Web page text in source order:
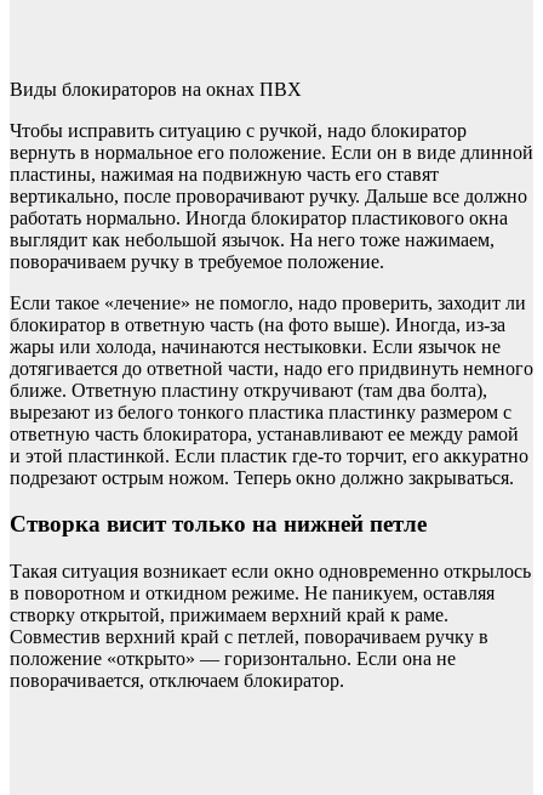
Виды блокираторов на окнах ПВХ
Чтобы исправить ситуацию с ручкой, надо блокиратор
вернуть в нормальное его положение. Если он в виде длинной
пластины, нажимая на подвижную часть его ставят
вертикально, после проворачивают ручку. Дальше все должно
работать нормально. Иногда блокиратор пластикового окна
выглядит как небольшой язычок. На него тоже нажимаем,
поворачиваем ручку в требуемое положение.
Если такое «лечение» не помогло, надо проверить, заходит ли
блокиратор в ответную часть (на фото выше). Иногда, из-за
жары или холода, начинаются нестыковки. Если язычок не
дотягивается до ответной части, надо его придвинуть немного
ближе. Ответную пластину откручивают (там два болта),
вырезают из белого тонкого пластика пластинку размером с
ответную часть блокиратора, устанавливают ее между рамой
и этой пластинкой. Если пластик где-то торчит, его аккуратно
подрезают острым ножом. Теперь окно должно закрываться.
Створка висит только на нижней петле
Такая ситуация возникает если окно одновременно открылось
в поворотном и откидном режиме. Не паникуем, оставляя
створку открытой, прижимаем верхний край к раме.
Совместив верхний край с петлей, поворачиваем ручку в
положение «открыто» — горизонтально. Если она не
поворачивается, отключаем блокиратор.